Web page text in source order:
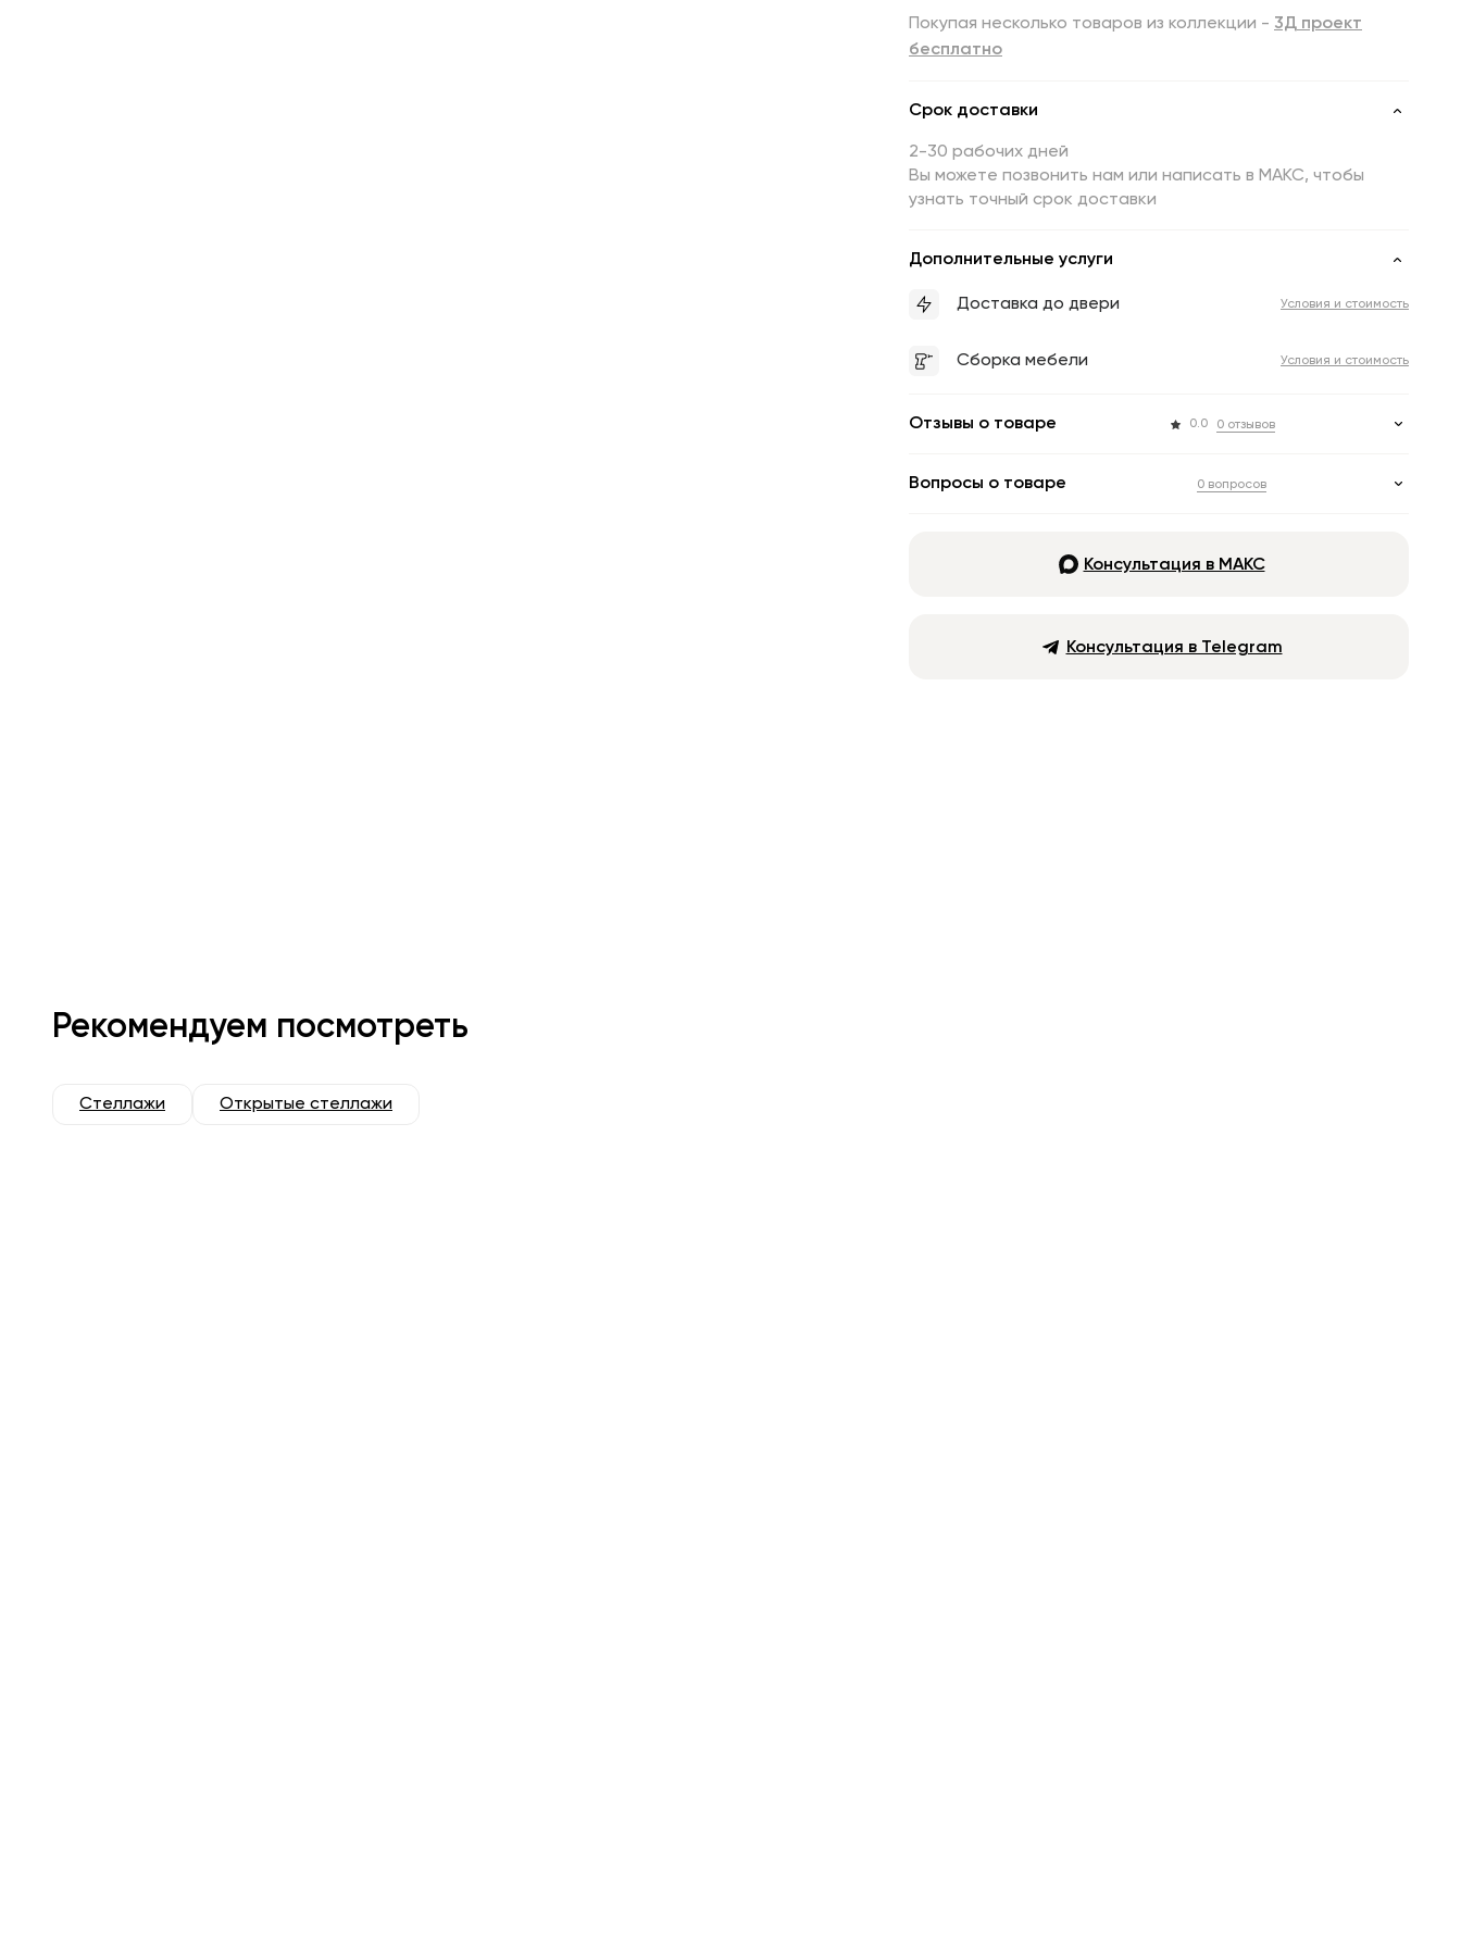
Покупая несколько товаров из коллекции - 3Д проект
бесплатно
Срок доставки
2-30 рабочих дней
Вы можете позвонить нам или написать в МАКС, чтобы
узнать точный срок доставки
Дополнительные услуги
Доставка до двери Условия и стоимость
Сборка мебели Условия и стоимость
Отзывы о товаре 0.0 0 отзывов
Вопросы о товаре 0 вопросов
Консультация в МАКС
Консультация в Telegram
Рекомендуем посмотреть
Стеллажи Открытые стеллажи